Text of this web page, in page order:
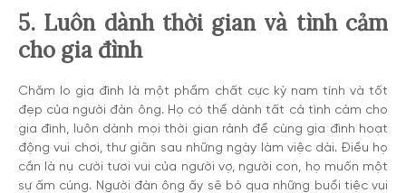
5. Luôn dành thời gian và tình cảm
cho gia đình
Chăm lo gia đình là một phẩm chất cực kỳ nam tính và tốt
đẹp của người đàn ông. Họ có thể dành tất cả tình cảm cho
gia đình, luôn dành mọi thời gian rảnh để cùng gia đình hoạt
động vui chơi, thư giãn sau những ngày làm việc dài. Điều họ
cần là nụ cười tươi vui của người vợ, người con, họ muốn một
sự ấm cúng. Người đàn ông ấy sẽ bỏ qua những buổi tiệc vui